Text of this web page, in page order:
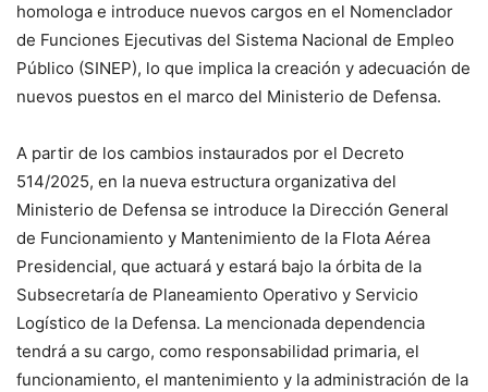
homologa e introduce nuevos cargos en el Nomenclador
de Funciones Ejecutivas del Sistema Nacional de Empleo
Público (SINEP), lo que implica la creación y adecuación de
nuevos puestos en el marco del Ministerio de Defensa.
A partir de los cambios instaurados por el Decreto
514/2025, en la nueva estructura organizativa del
Ministerio de Defensa se introduce la Dirección General
de Funcionamiento y Mantenimiento de la Flota Aérea
Presidencial, que actuará y estará bajo la órbita de la
Subsecretaría de Planeamiento Operativo y Servicio
Logístico de la Defensa. La mencionada dependencia
tendrá a su cargo, como responsabilidad primaria, el
funcionamiento, el mantenimiento y la administración de la